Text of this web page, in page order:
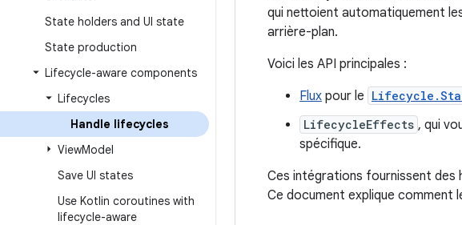
State holders and UI state
State production
Lifecycle-aware components
Lifecycles
Handle lifecycles
ViewModel
Save UI states
Use Kotlin coroutines with
lifecycle-aware
qui nettoient automatiquement
arrière-plan.
Voici les API principales :
Flux pour le
LifecycleEffects , qui
spécifique.
Ces intégrations fournissent des
Ce document explique comment